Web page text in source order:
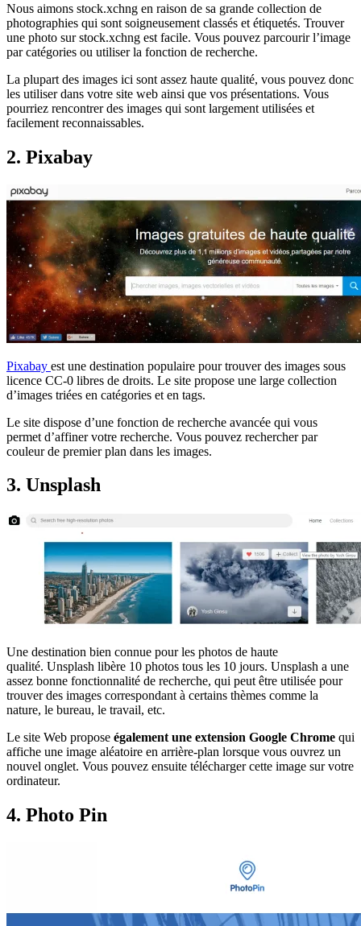
Nous aimons stock.xchng en raison de sa grande collection de
photographies qui sont soigneusement classés et étiquetés. Trouver
une photo sur stock.xchng est facile. Vous pouvez parcourir l’image
par catégories ou utiliser la fonction de recherche.
La plupart des images ici sont assez haute qualité, vous pouvez donc
les utiliser dans votre site web ainsi que vos présentations. Vous
pourriez rencontrer des images qui sont largement utilisées et
facilement reconnaissables.
2. Pixabay
Pixabay est une destination populaire pour trouver des images sous
licence CC-0 libres de droits. Le site propose une large collection
d’images triées en catégories et en tags.
Le site dispose d’une fonction de recherche avancée qui vous
permet d’affiner votre recherche. Vous pouvez rechercher par
couleur de premier plan dans les images.
3. Unsplash
Une destination bien connue pour les photos de haute
qualité. Unsplash libère 10 photos tous les 10 jours. Unsplash a une
assez bonne fonctionnalité de recherche, qui peut être utilisée pour
trouver des images correspondant à certains thèmes comme la
nature, le bureau, le travail, etc.
Le site Web propose également une extension Google Chrome qui
affiche une image aléatoire en arrière-plan lorsque vous ouvrez un
nouvel onglet. Vous pouvez ensuite télécharger cette image sur votre
ordinateur.
4. Photo Pin